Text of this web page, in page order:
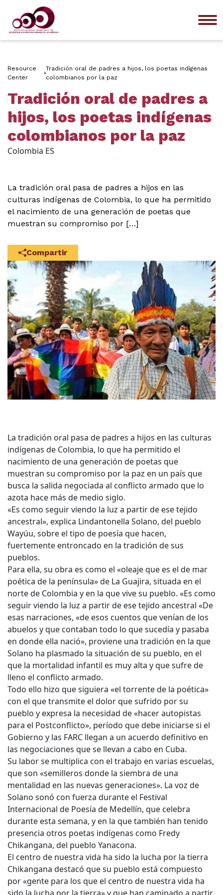
Resource
Center
Tradición oral de padres a hijos, los poetas indígenas
colombianos por la paz
Tradición oral de padres a
hijos, los poetas indígenas
colombianos por la paz
Colombia ES
La tradición oral pasa de padres a hijos en las
culturas indígenas de Colombia, lo que ha permitido
el nacimiento de una generación de poetas que
muestran su compromiso por […]
Compartir
La tradición oral pasa de padres a hijos en las culturas
indígenas de Colombia, lo que ha permitido el
nacimiento de una generación de poetas que
muestran su compromiso por la paz en un país que
busca la salida negociada al conflicto armado que lo
azota hace más de medio siglo.
«Es como seguir viendo la luz a partir de ese tejido
ancestral», explica Lindantonella Solano, del pueblo
Wayúu, sobre el tipo de poesía que hacen,
fuertemente entroncado en la tradición de sus
pueblos.
Para ella, su obra es como el «oleaje que es el de mar
poética de la península» de La Guajira, situada en el
norte de Colombia y en la que vive su pueblo. «Es como
seguir viendo la luz a partir de ese tejido ancestral «De
esas narraciones, «de esos cuentos que venían de los
abuelos y que contaban todo lo que sucedía y pasaba
en donde ella nació», proviene una tradición en la que
Solano ha plasmado la situación de su pueblo, en el
que la mortalidad infantil es muy alta y que sufre de
lleno el conflicto armado.
Todo ello hizo que siguiera «el torrente de la poética»
con el que transmite el dolor que sufrido por su
pueblo y expresa la necesidad de «hacer autopistas
para el Postconflicto», período que debe iniciarse si el
Gobierno y las FARC llegan a un acuerdo definitivo en
las negociaciones que se llevan a cabo en Cuba.
Su labor se multiplica con el trabajo en varias escuelas,
que son «semilleros donde la siembra de una
mentalidad en las nuevas generaciones». La voz de
Solano sonó con fuerza durante el Festival
Internacional de Poesía de Medellín, que celebra
durante esta semana, y en la que también han tenido
presencia otros poetas indígenas como Fredy
Chikangana, del pueblo Yanacona.
El centro de nuestra vida ha sido la lucha por la tierra
Chikangana destacó que su pueblo está compuesto
por «gente para los que el centro de nuestra vida ha